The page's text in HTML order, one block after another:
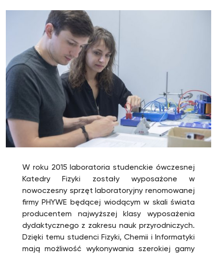
W roku 2015 laboratoria studenckie ówczesnej
Katedry Fizyki zostały wyposażone w
nowoczesny sprzęt laboratoryjny renomowanej
firmy PHYWE będącej wiodącym w skali świata
producentem najwyższej klasy wyposażenia
dydaktycznego z zakresu nauk przyrodniczych.
Dzięki temu studenci Fizyki, Chemii i Informatyki
mają możliwość wykonywania szerokiej gamy